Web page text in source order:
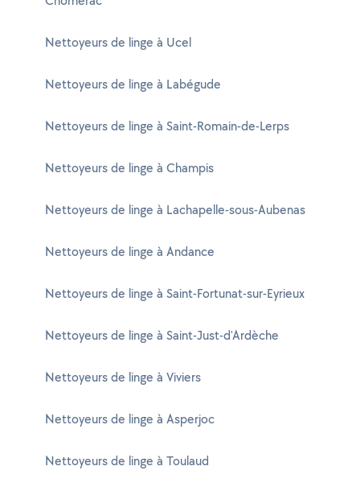
Nettoyeurs de linge à Ucel
Nettoyeurs de linge à Labégude
Nettoyeurs de linge à Saint-Romain-de-Lerps
Nettoyeurs de linge à Champis
Nettoyeurs de linge à Lachapelle-sous-Aubenas
Nettoyeurs de linge à Andance
Nettoyeurs de linge à Saint-Fortunat-sur-Eyrieux
Nettoyeurs de linge à Saint-Just-d'Ardèche
Nettoyeurs de linge à Viviers
Nettoyeurs de linge à Asperjoc
Nettoyeurs de linge à Toulaud